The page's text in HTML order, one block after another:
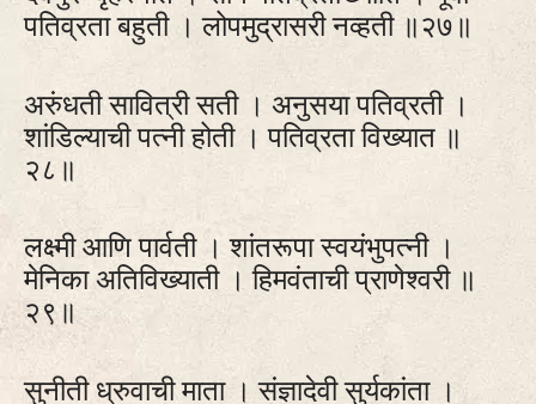
पतिव्रता बहुती । लोपमुद्रासरी नव्हती ॥२७॥
अरुंधती सावित्री सती । अनुसया पतिव्रती ।
शांडिल्याची पत्नी होती । पतिव्रता विख्यात ॥
२८॥
लक्ष्मी आणि पार्वती । शांतरूपा स्वयंभुपत्नी ।
मेनिका अतिविख्याती । हिमवंताची प्राणेश्वरी ॥
२९॥
सुनीती ध्रुवाची माता । संज्ञादेवी सुर्यकांता ।